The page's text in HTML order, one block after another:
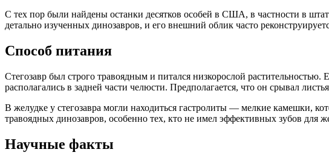
С тех пор были найдены останки десятков особей в США, в частности в
детально изученных динозавров, и его внешний облик часто
Способ питания
Стегозавр был строго травоядным и питался низкорослой
располагались в задней части челюсти. Предполагается, что он срывал
В желудке у стегозавра могли находиться гастролиты — мелкие камешки,
травоядных динозавров, особенно тех, кто не имел эффективных зубов для
Научные факты